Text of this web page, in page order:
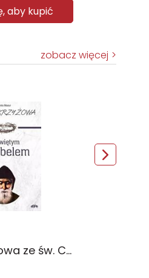
aby kupić
zobacz więcej
Droga krzyżowa ze św. Charbelem